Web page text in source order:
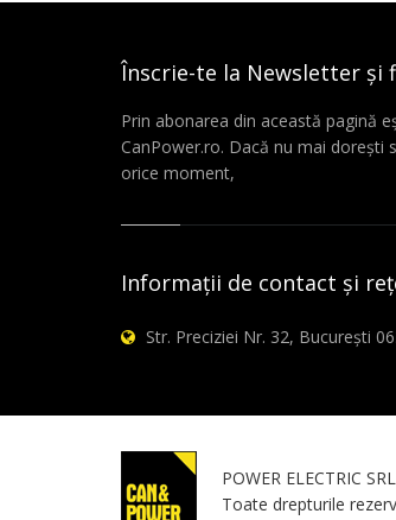
Înscrie-te la Newsletter
Prin abonarea din această pagină
CanPower.ro. Dacă nu mai
orice moment,
Informații de contact și
Str. Preciziei Nr. 32, București
POWER ELECTRIC
Toate drepturile